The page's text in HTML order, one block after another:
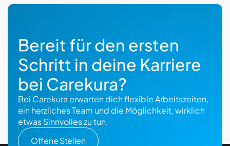
Bereit für den ersten
Schritt in deine Karriere
bei Carekura?
Bei Carekura erwarten dich flexible Arbeitszeiten,
ein herzliches Team und die Möglichkeit, wirklich
etwas Sinnvolles zu tun.
Offene Stellen